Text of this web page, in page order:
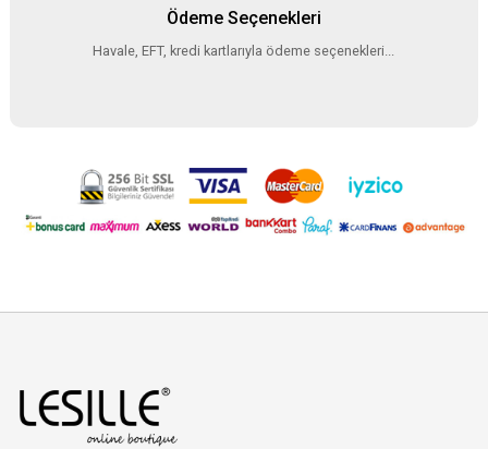
Ödeme Seçenekleri
Havale, EFT, kredi kartlarıyla ödeme seçenekleri...